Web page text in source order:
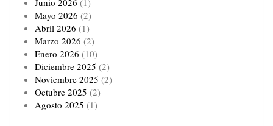
Junio 2026 (1)
Mayo 2026 (2)
Abril 2026 (1)
Marzo 2026 (2)
Enero 2026 (10)
Diciembre 2025 (2)
Noviembre 2025 (2)
Octubre 2025 (2)
Agosto 2025 (1)